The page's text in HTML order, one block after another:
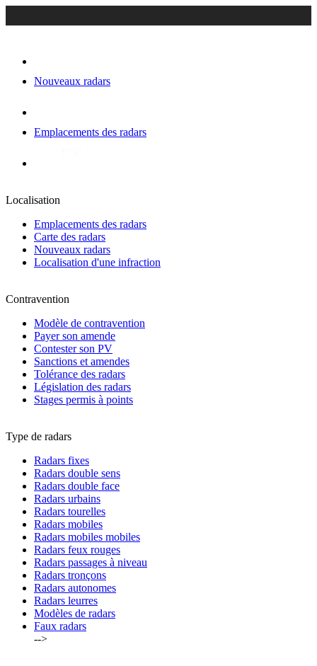
Nouveaux radars
Emplacements des radars
Localisation
Emplacements des radars
Carte des radars
Nouveaux radars
Localisation d'une infraction
Contravention
Modèle de contravention
Payer son amende
Contester son PV
Sanctions et amendes
Tolérance des radars
Législation des radars
Stages permis à points
Type de radars
Radars fixes
Radars double sens
Radars double face
Radars urbains
Radars tourelles
Radars mobiles
Radars mobiles mobiles
Radars feux rouges
Radars passages à niveau
Radars tronçons
Radars autonomes
Radars leurres
Modèles de radars
Faux radars
-->